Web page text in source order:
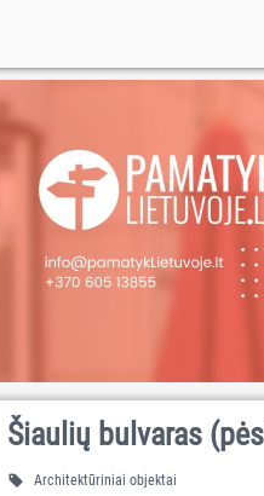
Šiaulių bulvaras
Architektūriniai objektai